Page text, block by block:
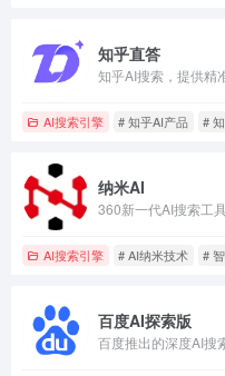
知乎直答
知乎AI搜索，提供精
AI搜索引擎 # 知乎AI产品 #
纳米AI
360新一代AI搜索工
AI搜索引擎 # AI纳米技术 #
百度AI探索版
百度推出的深度AI搜